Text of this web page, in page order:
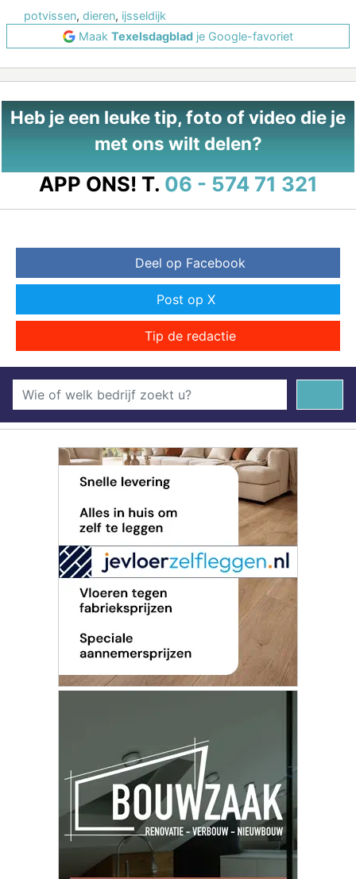
potvissen, dieren, ijsseldijk
Maak Texelsdagblad je Google-favoriet
Heb je een leuke tip, foto of video die je
met ons wilt delen?
APP ONS! T. 06 - 574 71 321
Deel op Facebook
Post op X
Tip de redactie